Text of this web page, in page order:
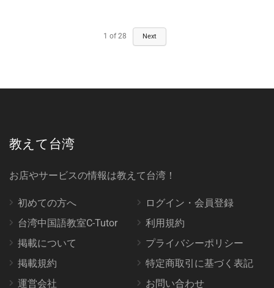
1 of 28 Next
教えて台湾
お店やサービスの情報は教えて台湾！
初めての方へ
台湾中国語教室C-Tutor
掲載について
掲載規約
運営会社
ログイン・会員登録
利用規約
プライバシーポリシー
特定商取引に基づく表記
お問い合わせ